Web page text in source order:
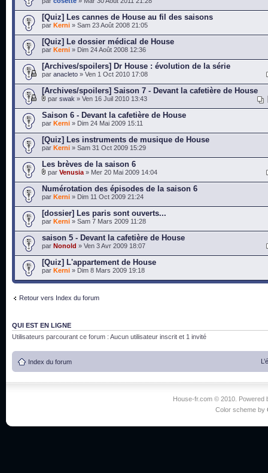
[Quiz] Les cannes de House au fil des saisons
par Kerni » Sam 23 Août 2008 21:05
[Quiz] Le dossier médical de House
par Kerni » Dim 24 Août 2008 12:36
[Archives/spoilers] Dr House : évolution de la série
par anacleto » Ven 1 Oct 2010 17:08
[Archives/spoilers] Saison 7 - Devant la cafetière de House
par swak » Ven 16 Juil 2010 13:43
Saison 6 - Devant la cafetière de House
par Kerni » Dim 24 Mai 2009 15:11
[Quiz] Les instruments de musique de House
par Kerni » Sam 31 Oct 2009 15:29
Les brèves de la saison 6
par Venusia » Mer 20 Mai 2009 14:04
Numérotation des épisodes de la saison 6
par Kerni » Dim 11 Oct 2009 21:24
[dossier] Les paris sont ouverts...
par Kerni » Sam 7 Mars 2009 11:28
saison 5 - Devant la cafetière de House
par Nonold » Ven 3 Avr 2009 18:07
[Quiz] L'appartement de House
par Kerni » Dim 8 Mars 2009 19:18
Retour vers Index du forum
QUI EST EN LIGNE
Utilisateurs parcourant ce forum : Aucun utilisateur inscrit et 1 invité
Index du forum
House-fr.com © 2010. Powered
Color scheme by